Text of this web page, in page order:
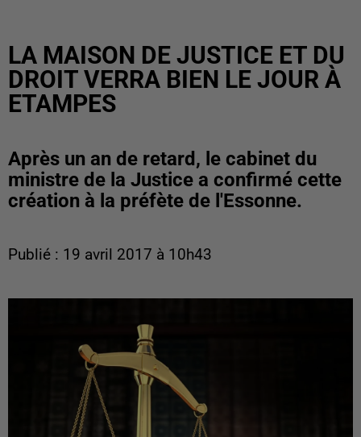
LA MAISON DE JUSTICE ET DU
DROIT VERRA BIEN LE JOUR À
ETAMPES
Après un an de retard, le cabinet du
ministre de la Justice a confirmé cette
création à la préfète de l'Essonne.
Publié : 19 avril 2017 à 10h43